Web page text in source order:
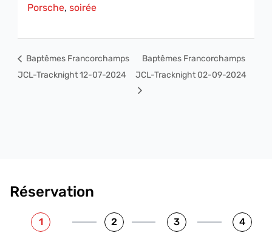
Porsche,soirée
Baptêmes Francorchamps
JCL-Tracknight 12-07-2024
Baptêmes Francorchamps
JCL-Tracknight 02-09-2024
Réservation
1 2 3 4